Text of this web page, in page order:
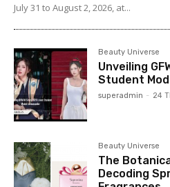
July 31 to August 2, 2026, at...
Beauty Universe
Unveiling
Student
superadmin - 24
Beauty Universe
The
Decoding